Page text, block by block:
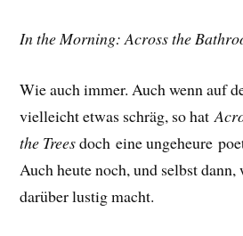
In the Morning: Across the
Wie auch immer. Auch wenn auf
vielleicht etwas schräg, so hat
the Treesdoch eine ungeheure
Auch heute noch, und selbst dann,
darüber lustig macht.